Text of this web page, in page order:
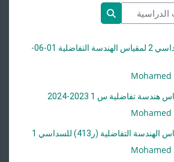
البحث في المقررات الدراسية
التصحيح النموذجي للسداسي 2 لمقياس الهندسة التفاضلية 01-06-
Mohamed
تفاضلية س 1 2023-2024
Mohamed
التفاضلية (ر413) للسداسي 1
Mohamed